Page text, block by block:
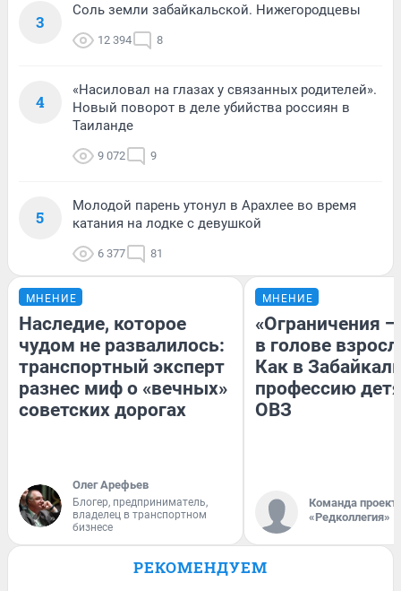
3
Соль земли забайкальской. Нижегородцевы
12 394 8
4
«Насиловал на глазах у связанных родителей».
Новый поворот в деле убийства россиян в
Таиланде
9 072 9
5
Молодой парень утонул в Арахлее во время
катания на лодке с девушкой
6 377 81
МНЕНИЕ
Наследие, которое
чудом не развалилось:
транспортный эксперт
разнес миф о «вечных»
советских дорогах
Олег Арефьев
Блогер, предприниматель,
владелец в транспортном
бизнесе
МНЕНИЕ
«Ограничения
в голове
Как в
профессию
ОВЗ
Команда
«Редколлегия»
РЕКОМЕНДУЕМ